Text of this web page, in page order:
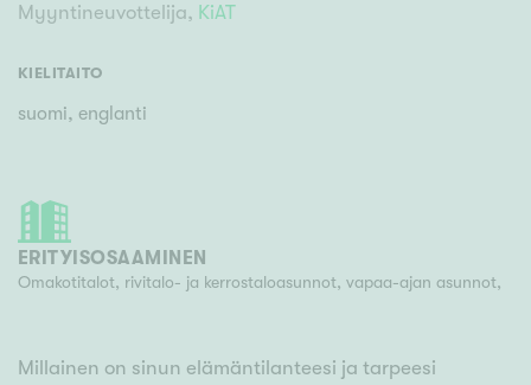
Myyntineuvottelija, KiAT
KIELITAITO
suomi, englanti
ERITYISOSAAMINEN
Omakotitalot, rivitalo- ja kerrostaloasunnot, vapaa-ajan asunnot,
Millainen on sinun elämäntilanteesi ja tarpeesi